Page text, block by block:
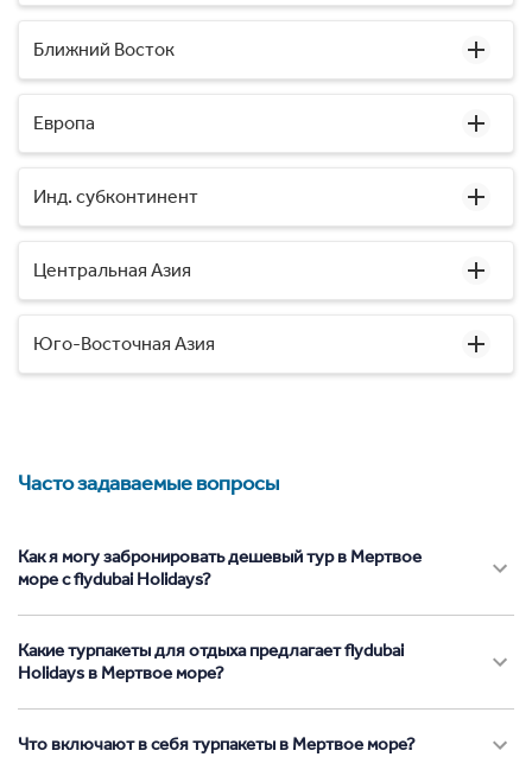
Ближний Восток
Европа
Инд. субконтинент
Центральная Азия
Юго-Восточная Азия
Часто задаваемые вопросы
Как я могу забронировать дешевый тур в Мертвое
море с flydubai Holidays?
Какие турпакеты для отдыха предлагает flydubai
Holidays в Мертвое море?
Что включают в себя турпакеты в Мертвое море?